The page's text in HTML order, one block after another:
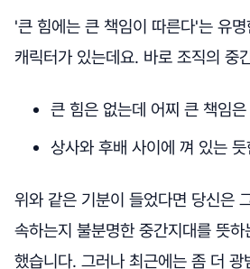
'큰 힘에는 큰 책임이 따른다'는 유
캐릭터가 있는데요. 바로 조직의 중
큰 힘은 없는데 어찌 큰 책임
상사와 후배 사이에 껴 있는
위와 같은 기분이 들었다면 당신은
속하는지 불분명한 중간지대를 뜻
했습니다. 그러나 최근에는 좀 더